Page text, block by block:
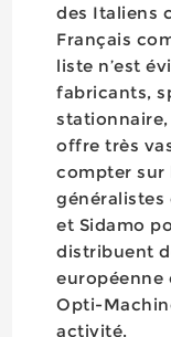
des Italiens
Français
liste n’est
fabricants,
offre très
compter sur
généralistes
et Sidamo
distribuent
européenne
Opti-
activité.